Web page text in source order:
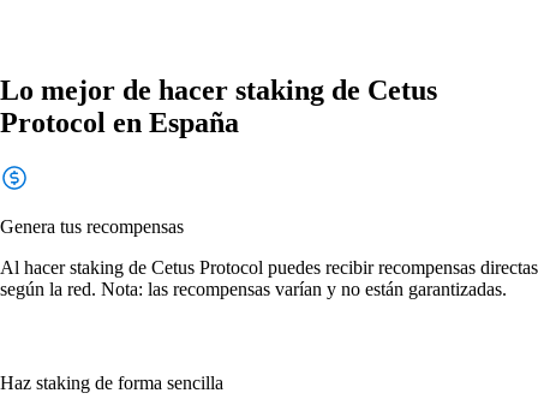
Lo mejor de hacer staking de Cetus
Protocol en España
Genera tus recompensas
Al hacer staking de Cetus Protocol puedes recibir recompensas directas
según la red. Nota: las recompensas varían y no están garantizadas.
Haz staking de forma sencilla